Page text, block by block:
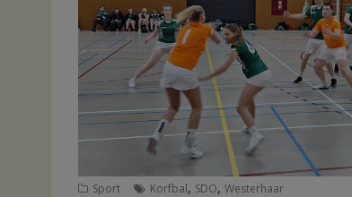
Sport Korfbal, SDO, Westerhaar